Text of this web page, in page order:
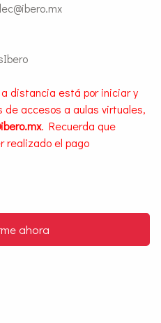
distancia está por iniciar y
de accesos a aulas virtuales,
. Recuerda que
realizado el pago
ahora